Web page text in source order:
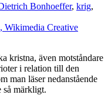
Bonhoeffer, krig,
kristna, även motståndare
i relation till den
man läser nedanstående
så märkligt.